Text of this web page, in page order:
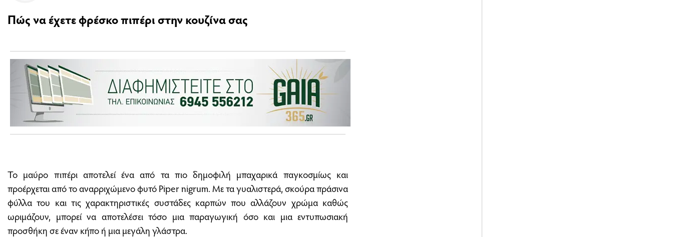
Πώς να έχετε φρέσκο πιπέρι στην κουζίνα σας
Το μαύρο πιπέρι αποτελεί ένα από τα πιο δημοφιλή μπαχαρικά παγκοσμίως και
προέρχεται από το αναρριχώμενο φυτό Piper nigrum. Με τα γυαλιστερά, σκούρα πράσινα
φύλλα του και τις χαρακτηριστικές συστάδες καρπών που αλλάζουν χρώμα καθώς
ωριμάζουν, μπορεί να αποτελέσει τόσο μια παραγωγική όσο και μια εντυπωσιακή
προσθήκη σε έναν κήπο ή μια μεγάλη γλάστρα.